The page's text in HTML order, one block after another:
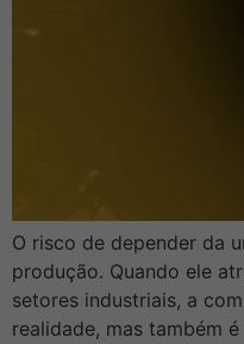
O risco de depender da
produção. Quando ele
setores industriais, a
realidade, mas também